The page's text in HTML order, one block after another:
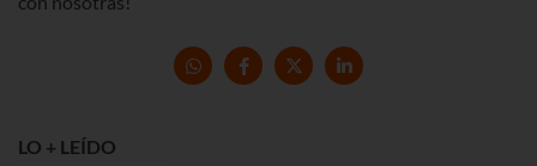
LO + LEÍDO